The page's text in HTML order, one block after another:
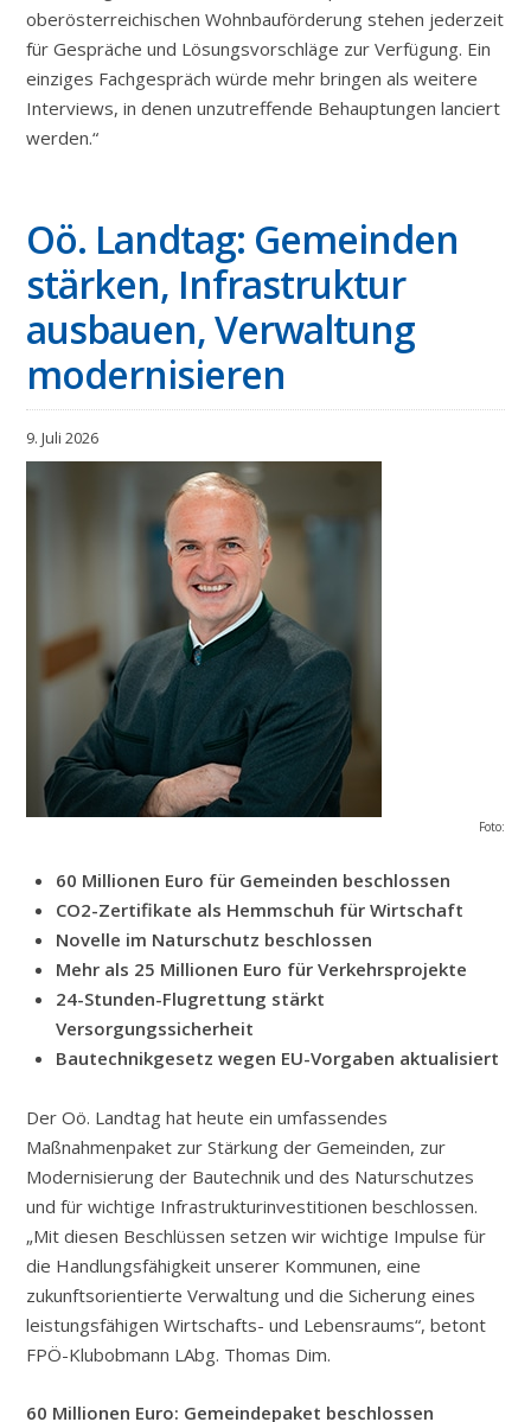
oberösterreichischen Wohnbauförderung stehen jederzeit
für Gespräche und Lösungsvorschläge zur Verfügung. Ein
einziges Fachgespräch würde mehr bringen als weitere
Interviews, in denen unzutreffende Behauptungen lanciert
werden.“
Oö. Landtag: Gemeinden
stärken, Infrastruktur
ausbauen, Verwaltung
modernisieren
9. Juli 2026
Foto:
60 Millionen Euro für Gemeinden beschlossen
CO2-Zertifikate als Hemmschuh für Wirtschaft
Novelle im Naturschutz beschlossen
Mehr als 25 Millionen Euro für Verkehrsprojekte
24-Stunden-Flugrettung stärkt
Versorgungssicherheit
Bautechnikgesetz wegen EU-Vorgaben aktualisiert
Der Oö. Landtag hat heute ein umfassendes
Maßnahmenpaket zur Stärkung der Gemeinden, zur
Modernisierung der Bautechnik und des Naturschutzes
und für wichtige Infrastrukturinvestitionen beschlossen.
„Mit diesen Beschlüssen setzen wir wichtige Impulse für
die Handlungsfähigkeit unserer Kommunen, eine
zukunftsorientierte Verwaltung und die Sicherung eines
leistungsfähigen Wirtschafts- und Lebensraums“, betont
FPÖ-Klubobmann LAbg. Thomas Dim.
60 Millionen Euro: Gemeindepaket beschlossen